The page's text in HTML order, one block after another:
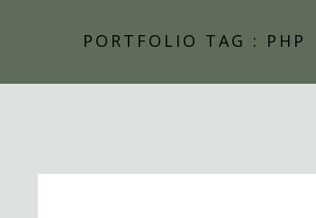
PORTFOLIO TAG : PHP